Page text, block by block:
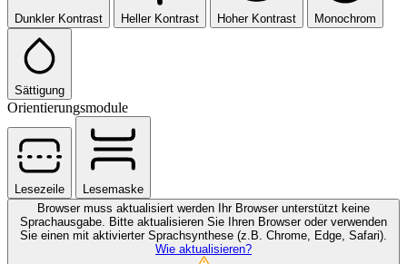
Dunkler Kontrast Heller Kontrast Hoher Kontrast Monochrom
Sättigung
Orientierungsmodule
Lesezeile
Lesemaske
Browser muss aktualisiert werden
Ihr Browser unterstützt keine
Sprachausgabe. Bitte aktualisieren Sie Ihren Browser oder verwenden
Sie einen mit aktivierter Sprachsynthese (z.B. Chrome, Edge, Safari).
Wie aktualisieren?